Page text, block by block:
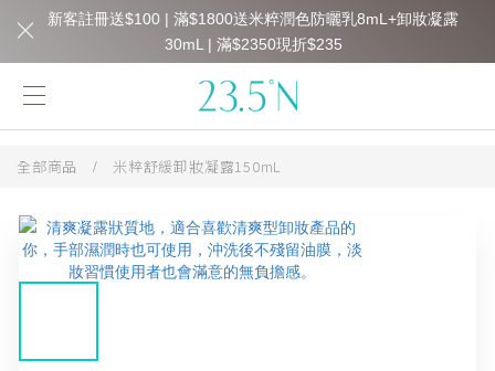
全部商品 / 米粹舒緩卸妝凝露150mL
新客註冊送$100 | 滿$1800送米粹潤色防曬乳8mL+卸妝凝露
30mL | 滿$2350現折$235